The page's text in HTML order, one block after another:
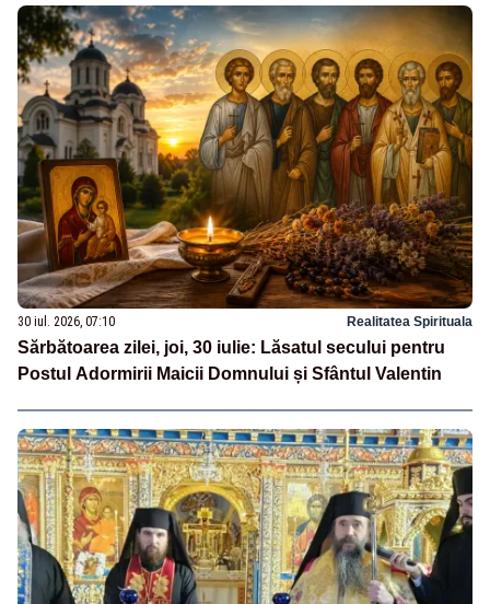
30 iul. 2026, 07:10 Realitatea Spirituala
Sărbătoarea zilei, joi, 30 iulie: Lăsatul secului pentru
Postul Adormirii Maicii Domnului și Sfântul Valentin